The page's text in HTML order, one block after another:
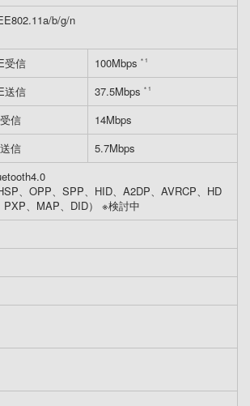
b/g/n
受信 100Mbps ＊1
送信 37.5Mbps ＊1
信
14Mbps
信
5.7Mbps
HSP、OPP、SPP、HID、A2DP、AVRCP、HD
PXP、MAP、DID） ※検討中